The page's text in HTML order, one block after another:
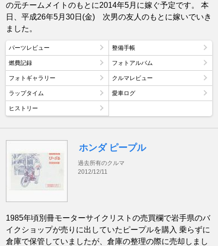
の元チームメイトのもとに2014年5月に嫁ぐ予定です。 本
日、平成26年5月30日(金) 次男の友人のもとに嫁いでいき
ました。
パーツレビュー 整備手帳
燃費記録 フォトアルバム
フォトギャラリー クルマレビュー
ラップタイム 愛車ログ
ヒストリー
ホンダ ピープル
過去所有のクルマ
2012/12/11
1985年頃別冊モーターサイクリストの売買欄で岩手県のバ
イクショップが売りに出していたピープルを購入 乗らずに
倉庫で保管していましたが、倉庫の整理の際に売却しまし